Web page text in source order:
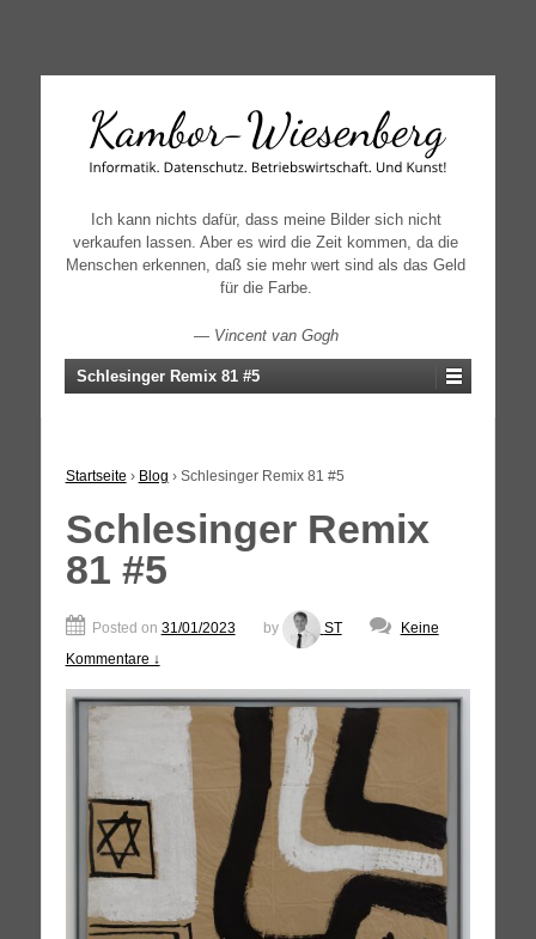
↓
CONTENT
Ich kann nichts dafür, dass meine Bilder sich nicht
verkaufen lassen. Aber es wird die Zeit kommen, da die
Menschen erkennen, daß sie mehr wert sind als das Geld
für die Farbe.
— Vincent van Gogh
Schlesinger Remix 81 #5
Startseite › Blog › Schlesinger Remix 81 #5
Schlesinger Remix
81 #5
Posted on 31/01/2023 by ST
Keine
Kommentare ↓